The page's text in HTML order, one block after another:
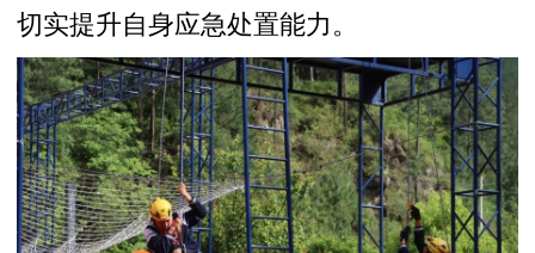
切实提升自身应急处置能力。